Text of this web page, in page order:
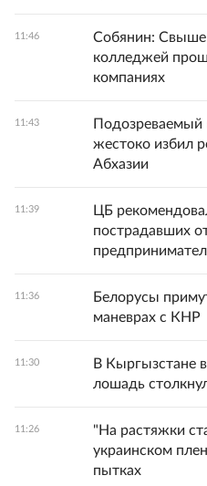
11:46
Собянин: Свыше
колледжей
компаниях
11:43
жестоко избил
Абхазии
11:39
ЦБ
пострадавших
11:36
Белорусы
маневрах с КНР
11:30
В Кыргызстане
лошадь
11:26
"На растяжки
украинском
пытках